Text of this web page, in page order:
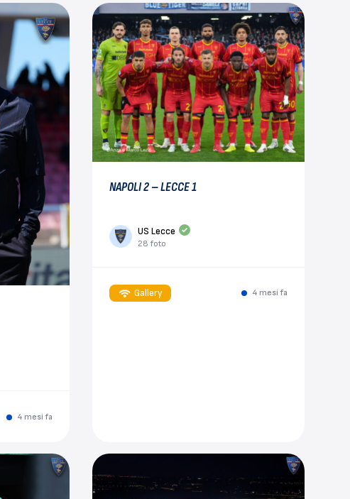
4 mesi fa
NAPOLI 2 – LECCE 1
US Lecce
28 foto
Gallery 4 mesi fa